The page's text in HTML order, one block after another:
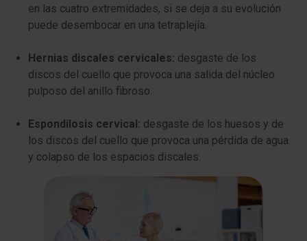
en las cuatro extremidades, si se deja a su evolución
puede desembocar en una tetraplejía.
Hernias discales cervicales: desgaste de los
discos del cuello que provoca una salida del núcleo
pulposo del anillo fibroso.
Espondilosis cervical: desgaste de los huesos y de
los discos del cuello que provoca una pérdida de agua
y colapso de los espacios discales.